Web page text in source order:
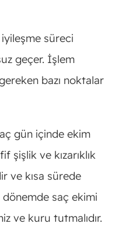
iyileşme süreci
geçer. İşlem
bazı noktalar
gün içinde ekim
şişlik ve kızarıklık
ve kısa sürede
saç ekimi
ve kuru tutmalıdır.